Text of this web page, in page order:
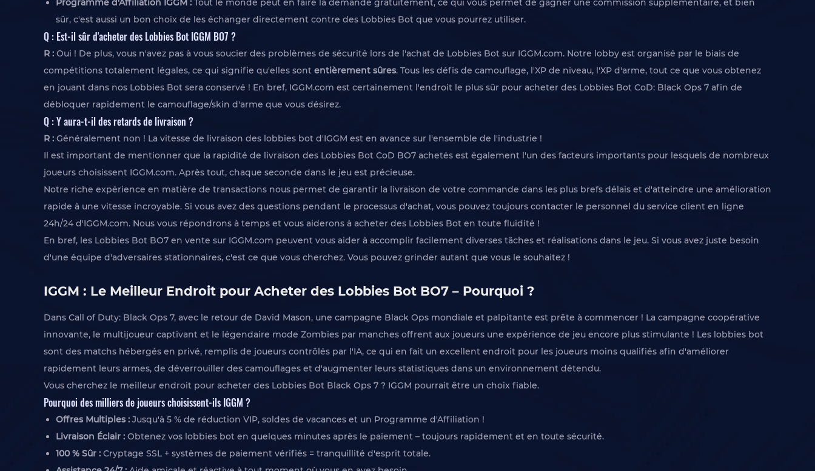
Programme d'Affiliation IGGM : Tout le monde peut en faire la demande gratuitement, ce qui vous permet de gagner une commission supplémentaire, et bien
sûr, c'est aussi un bon choix de les échanger directement contre des Lobbies Bot que vous pourrez utiliser.
Q : Est-il sûr d'acheter des Lobbies Bot IGGM BO7 ?
R : Oui ! De plus, vous n'avez pas à vous soucier des problèmes de sécurité lors de l'achat de Lobbies Bot sur IGGM.com. Notre lobby est organisé par le biais de
compétitions totalement légales, ce qui signifie qu'elles sont entièrement sûres. Tous les défis de camouflage, l'XP de niveau, l'XP d'arme, tout ce que vous obtenez
en jouant dans nos Lobbies Bot sera conservé ! En bref, IGGM.com est certainement l'endroit le plus sûr pour acheter des Lobbies Bot CoD: Black Ops 7 afin de
débloquer rapidement le camouflage/skin d'arme que vous désirez.
Q : Y aura-t-il des retards de livraison ?
R : Généralement non ! La vitesse de livraison des lobbies bot d'IGGM est en avance sur l'ensemble de l'industrie !
Il est important de mentionner que la rapidité de livraison des Lobbies Bot CoD BO7 achetés est également l'un des facteurs importants pour lesquels de nombreux
joueurs choisissent IGGM.com. Après tout, chaque seconde dans le jeu est précieuse.
Notre riche expérience en matière de transactions nous permet de garantir la livraison de votre commande dans les plus brefs délais et d'atteindre une amélioration
rapide à une vitesse incroyable. Si vous avez des questions pendant le processus d'achat, vous pouvez toujours contacter le personnel du service client en ligne
24h/24 d'IGGM.com. Nous vous répondrons à temps et vous aiderons à acheter des Lobbies Bot en toute fluidité !
En bref, les Lobbies Bot BO7 en vente sur IGGM.com peuvent vous aider à accomplir facilement diverses tâches et réalisations dans le jeu. Si vous avez juste besoin
d'une équipe d'adversaires stationnaires, c'est ce que vous cherchez. Vous pouvez grinder autant que vous le souhaitez !
IGGM : Le Meilleur Endroit pour Acheter des Lobbies Bot BO7 – Pourquoi ?
Dans Call of Duty: Black Ops 7, avec le retour de David Mason, une campagne Black Ops mondiale et palpitante est prête à commencer ! La campagne coopérative
innovante, le multijoueur captivant et le légendaire mode Zombies par manches offrent aux joueurs une expérience de jeu encore plus stimulante ! Les lobbies bot
sont des matchs hébergés en privé, remplis de joueurs contrôlés par l'IA, ce qui en fait un excellent endroit pour les joueurs moins qualifiés afin d'améliorer
rapidement leurs armes, de déverrouiller des camouflages et d'augmenter leurs statistiques dans un environnement détendu.
Vous cherchez le meilleur endroit pour acheter des Lobbies Bot Black Ops 7 ? IGGM pourrait être un choix fiable.
Pourquoi des milliers de joueurs choisissent-ils IGGM ?
Offres Multiples : Jusqu'à 5 % de réduction VIP, soldes de vacances et un Programme d'Affiliation !
Livraison Éclair : Obtenez vos lobbies bot en quelques minutes après le paiement – toujours rapidement et en toute sécurité.
100 % Sûr : Cryptage SSL + systèmes de paiement vérifiés = tranquillité d'esprit totale.